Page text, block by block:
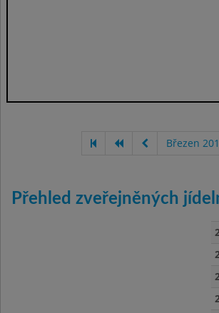
Březen
Přehled zveřejněných